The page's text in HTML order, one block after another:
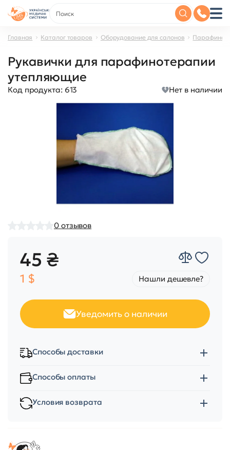
Главная Каталог товаров Оборудование для салонов
Рукавички для парафинотерапии
утепляющие
Код продукта: 613 Нет в наличии
0 отзывов
45 ₴
1 $ Нашли дешевле?
Уведомить о наличии
Способы доставки
Способы оплаты
Условия возврата